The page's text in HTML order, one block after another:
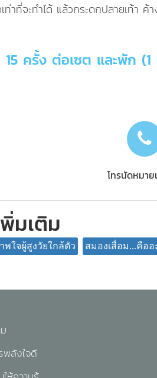
าที่จะทำได้ แล้วกระดกปลายเท้า
ครั้ง ต่อเซต และพัก
โทรนัดหมา
มเติม
พใจผู้สูงวัยใกล้ตัว สมองเสื่อม...คืออ
พลังใจดี